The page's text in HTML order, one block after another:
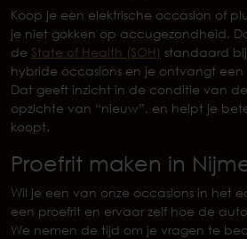
Koop je een elektrische occasion of
je niet gokken op accugezondheid.
de State of Health (SOH) standaard
hybride occasions en je ontvangt een
Dat geeft inzicht in de conditie van
opzichte van “nieuw”, en helpt je
koopt.
Proefrit maken in
Wil je een van onze occasions in het
een proefrit en ervaar zelf hoe de
We nemen de tijd om je vragen te